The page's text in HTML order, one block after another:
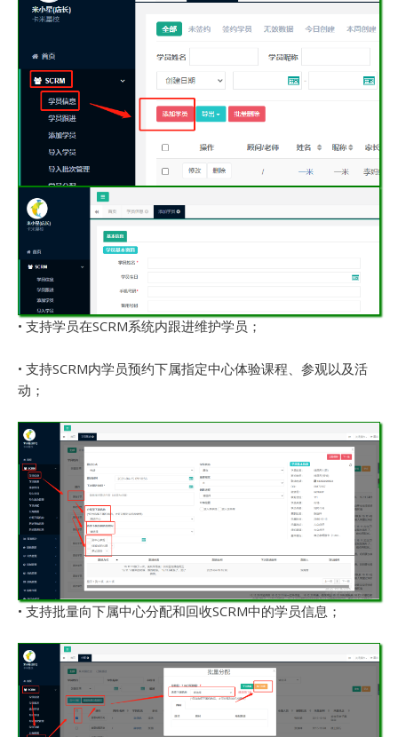
• 支持学员在SCRM系统内跟进维护学员；
• 支持SCRM内学员预约下属指定中心体验课程、参观以及活
动；
• 支持批量向下属中心分配和回收SCRM中的学员信息；